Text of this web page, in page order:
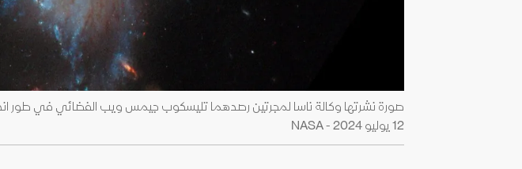
صورة نشرتها وكالة ناسا لمجرتين رصدهما تليسكوب جيمس ويب الفضائي في طور
12 يوليو 2024 - NASA